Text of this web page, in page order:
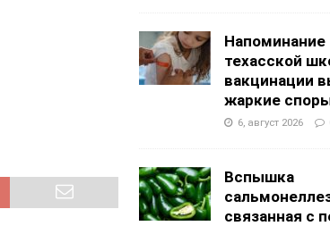
Напоминание
техасской
вакцинации
жаркие
6, август 2026
Вспышка
связанная с